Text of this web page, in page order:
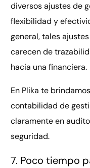
diversos ajustes de
flexibilidad y
general, tales
carecen de
hacia una financiera.
En Plika te
contabilidad de
claramente en
seguridad.
7. Poco tiempo